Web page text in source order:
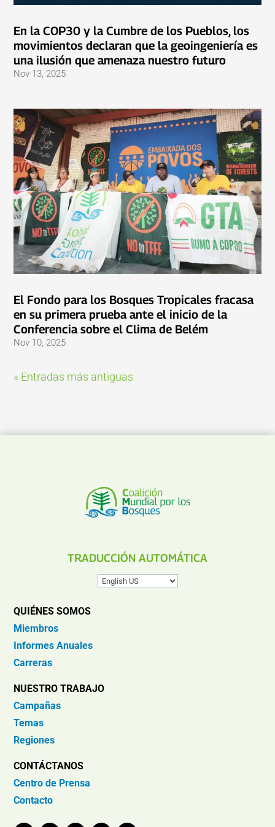
En la COP30 y la Cumbre de los Pueblos, los
movimientos declaran que la geoingeniería es
una ilusión que amenaza nuestro futuro
Nov 13, 2025
El Fondo para los Bosques Tropicales fracasa
en su primera prueba ante el inicio de la
Conferencia sobre el Clima de Belém
Nov 10, 2025
« Entradas más antiguas
TRADUCCIÓN AUTOMÁTICA
QUIÉNES SOMOS
Miembros
Informes Anuales
Carreras
NUESTRO TRABAJO
Campañas
Temas
Regiones
CONTÁCTANOS
Centro de Prensa
Contacto